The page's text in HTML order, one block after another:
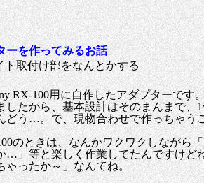
ーを作ってみるお話
取付け部をなんとかする
100用に自作したアダプターです
したから、基本設計はそのまんまで、
どう…。で、現物合わせで作っちゃう
のときは、なんかワクワクしながら
…」等と楽しく作業してたんですけど
ゃったか～」なんてね。